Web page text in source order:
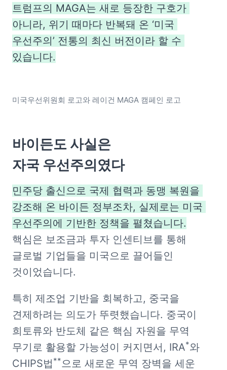
트럼프의 MAGA는 새로 등장한 구호가
아니라, 위기 때마다 반복돼 온 ‘미국
우선주의’ 전통의 최신 버전이라 할 수
있습니다.
미국우선위원회 로고와 레이건 MAGA 캠페인 로고
바이든도 사실은
자국 우선주의였다
민주당 출신으로 국제 협력과 동맹 복원을
강조해 온 바이든 정부조차, 실제로는 미국
우선주의에 기반한 정책을 펼쳤습니다.
핵심은 보조금과 투자 인센티브를 통해
글로벌 기업들을 미국으로 끌어들인
것이었습니다.
특히 제조업 기반을 회복하고, 중국을
견제하려는 의도가 뚜렷했습니다. 중국이
희토류와 반도체 같은 핵심 자원을 무역
무기로 활용할 가능성이 커지면서, IRA*와
CHIPS법 **으로 새로운 무역 장벽을 세운